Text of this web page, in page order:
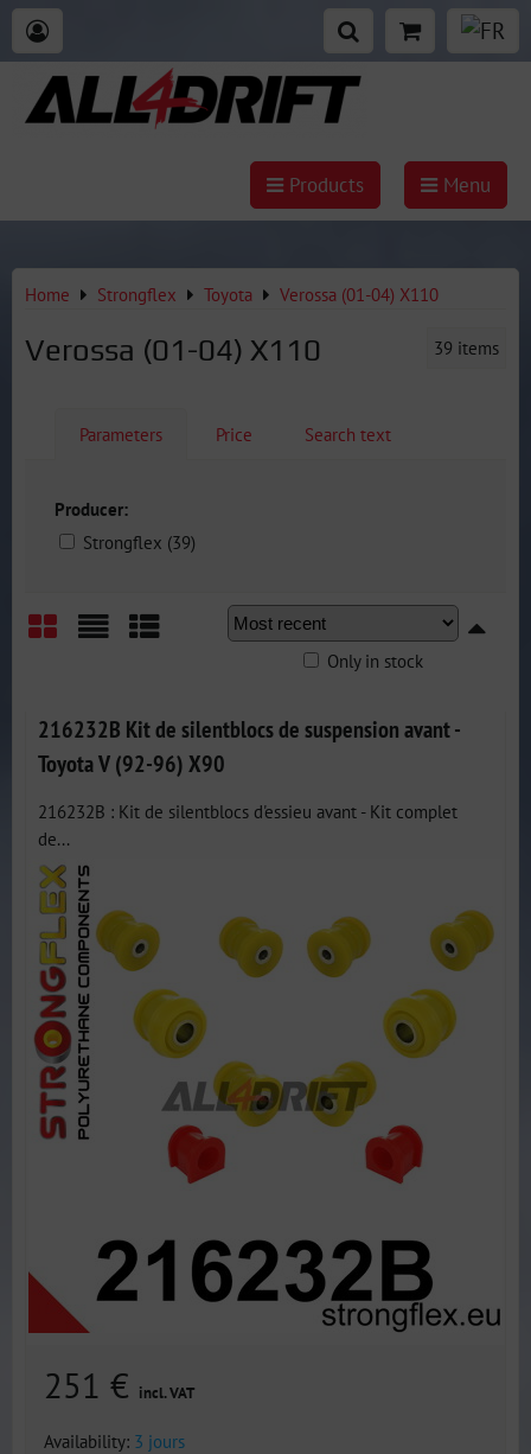
Products Menu
Home Strongflex Toyota Verossa (01-04) X110
Verossa (01-04) X110 39 items
Parameters Price Search text
Producer:
Strongflex (39)
Only in stock
216232B Kit de silentblocs de suspension avant -
Toyota V (92-96) X90
216232B : Kit de silentblocs d'essieu avant - Kit complet
de...
251 € incl. VAT
Availability: 3 jours